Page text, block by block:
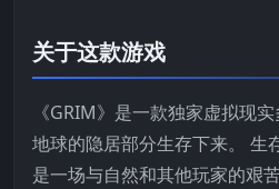
关于这款游戏
《GRIM》是一款独家虚拟现
地球的隐居部分生存下来。 生
是一场与自然和其他玩家的艰